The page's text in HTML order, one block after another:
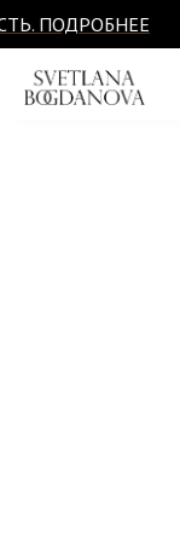
ПОДРОБНЕЕ